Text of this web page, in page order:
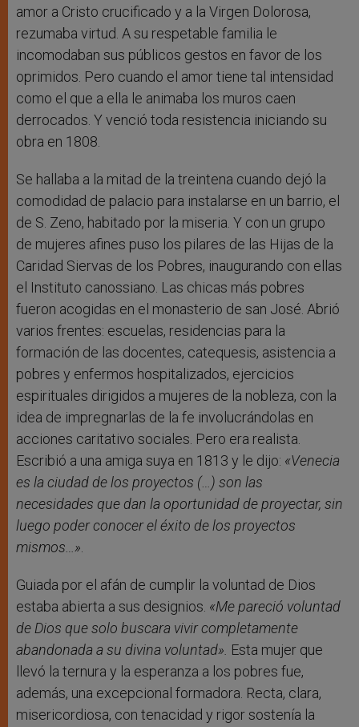
amor a Cristo crucificado y a la Virgen Dolorosa,
rezumaba virtud. A su respetable familia le
incomodaban sus públicos gestos en favor de los
oprimidos. Pero cuando el amor tiene tal intensidad
como el que a ella le animaba los muros caen
derrocados. Y venció toda resistencia iniciando su
obra en 1808.
Se hallaba a la mitad de la treintena cuando dejó la
comodidad de palacio para instalarse en un barrio, el
de S. Zeno, habitado por la miseria. Y con un grupo
de mujeres afines puso los pilares de las Hijas de la
Caridad Siervas de los Pobres, inaugurando con ellas
el Instituto canossiano. Las chicas más pobres
fueron acogidas en el monasterio de san José. Abrió
varios frentes: escuelas, residencias para la
formación de las docentes, catequesis, asistencia a
pobres y enfermos hospitalizados, ejercicios
espirituales dirigidos a mujeres de la nobleza, con la
idea de impregnarlas de la fe involucrándolas en
acciones caritativo sociales. Pero era realista.
Escribió a una amiga suya en 1813 y le dijo: «Venecia
es la ciudad de los proyectos (…) son las
necesidades que dan la oportunidad de proyectar, sin
luego poder conocer el éxito de los proyectos
mismos…».
Guiada por el afán de cumplir la voluntad de Dios
estaba abierta a sus designios. «Me pareció voluntad
de Dios que solo buscara vivir completamente
abandonada a su divina voluntad». Esta mujer que
llevó la ternura y la esperanza a los pobres fue,
además, una excepcional formadora. Recta, clara,
misericordiosa, con tenacidad y rigor sostenía la